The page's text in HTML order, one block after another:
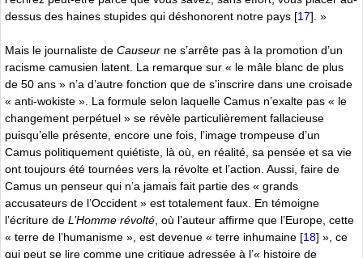
dessus des haines stupides qui déshonorent notre pays [17]. »
Mais le journaliste de Causeur ne s’arrête pas à la promotion d’un
racisme camusien latent. La remarque sur « le mâle blanc de plus
de 50 ans » n’a d’autre fonction que de s’inscrire dans une croisade
« anti-wokiste ». La formule selon laquelle Camus n’exalte pas « le
changement perpétuel » se révèle particulièrement fallacieuse
puisqu’elle présente, encore une fois, l’image trompeuse d’un
Camus politiquement quiétiste, là où, en réalité, sa pensée et sa vie
ont toujours été tournées vers la révolte et l’action. Aussi, faire de
Camus un penseur qui n’a jamais fait partie des « grands
accusateurs de l’Occident » est totalement faux. En témoigne
l’écriture de L’Homme révolté, où l’auteur affirme que l’Europe, cette
« terre de l’humanisme », est devenue « terre inhumaine [18] », ce
qui peut se lire comme une critique adressée à l’« histoire de